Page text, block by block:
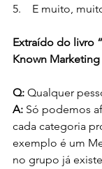
5.    E muito,
Extraído do livro
Known Marketing
Q: Qualquer
A: Só podemos
cada categoria
exemplo é um
no grupo já